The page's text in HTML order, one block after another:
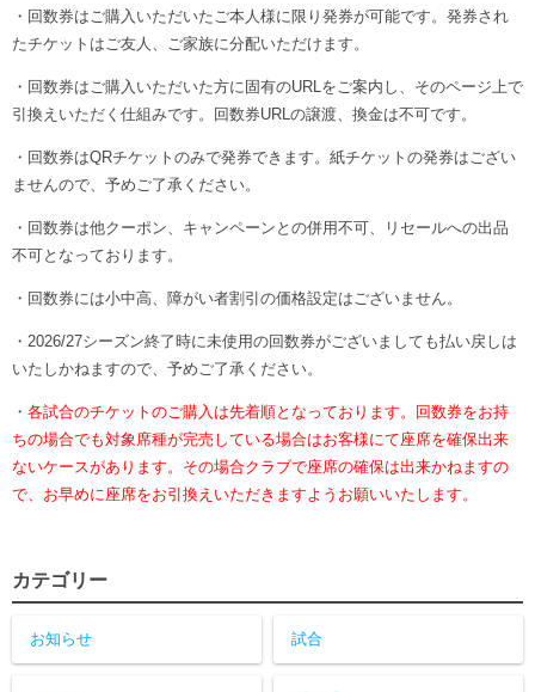
・回数券はご購入いただいたご本人様に限り発券が可能です。発券され
たチケットはご友人、ご家族に分配いただけます。
・回数券はご購入いただいた方に固有のURLをご案内し、そのページ上で
引換えいただく仕組みです。回数券URLの譲渡、換金は不可です。
・回数券はQRチケットのみで発券できます。紙チケットの発券はござい
ませんので、予めご了承ください。
・回数券は他クーポン、キャンペーンとの併用不可、リセールへの出品
不可となっております。
・回数券には小中高、障がい者割引の価格設定はございません。
・2026/27シーズン終了時に未使用の回数券がございましても払い戻しは
いたしかねますので、予めご了承ください。
・ 各試合のチケットのご購入は先着順となっております。回数券をお持
ちの場合でも対象席種が完売している場合はお客様にて座席を確保出来
ないケースがあります。その場合クラブで座席の確保は出来かねますの
で、お早めに座席をお引換えいただきますようお願いいたします。
カテゴリー
お知らせ 試合